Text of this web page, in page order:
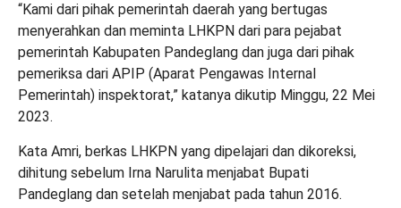
“Kami dari pihak pemerintah daerah yang bertugas
menyerahkan dan meminta LHKPN dari para pejabat
pemerintah Kabupaten Pandeglang dan juga dari pihak
pemeriksa dari APIP (Aparat Pengawas Internal
Pemerintah) inspektorat,” katanya dikutip Minggu, 22 Mei
2023.
Kata Amri, berkas LHKPN yang dipelajari dan dikoreksi,
dihitung sebelum Irna Narulita menjabat Bupati
Pandeglang dan setelah menjabat pada tahun 2016.